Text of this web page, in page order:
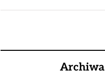
Archiwa